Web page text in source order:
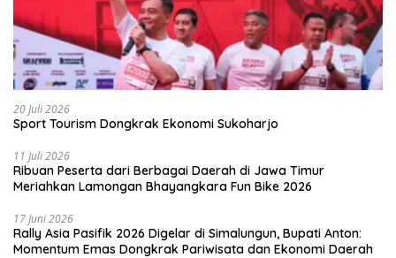
20 Juli 2026
Sport Tourism Dongkrak Ekonomi Sukoharjo
11 Juli 2026
Ribuan Peserta dari Berbagai Daerah di Jawa Timur
Meriahkan Lamongan Bhayangkara Fun Bike 2026
17 Juni 2026
Rally Asia Pasifik 2026 Digelar di Simalungun, Bupati Anton:
Momentum Emas Dongkrak Pariwisata dan Ekonomi Daerah